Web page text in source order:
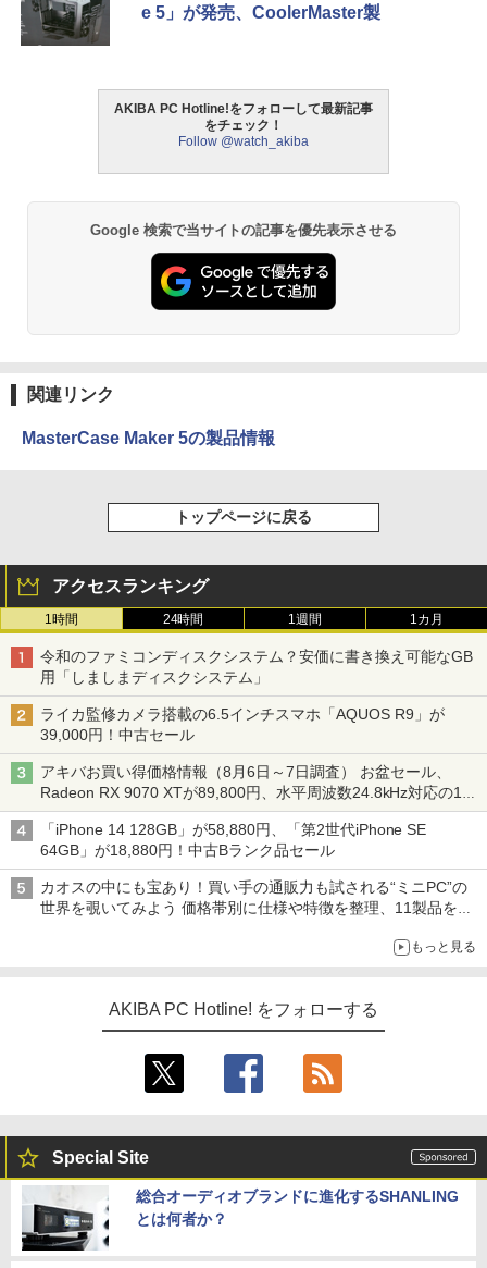
e 5」が発売、CoolerMaster製
AKIBA PC Hotline!をフォローして最新記事
をチェック！
Follow @watch_akiba
Google 検索で当サイトの記事を優先表示させる
関連リンク
MasterCase Maker 5の製品情報
トップページに戻る
アクセスランキング
1時間 24時間 1週間 1カ月
令和のファミコンディスクシステム？安価に書き換え可能なGB
用「しましまディスクシステム」
ライカ監修カメラ搭載の6.5インチスマホ「AQUOS R9」が
39,000円！中古セール
アキバお買い得価格情報（8月6日～7日調査） お盆セール、
Radeon RX 9070 XTが89,800円、水平周波数24.8kHz対応の17
型モニターが9,801円、暑さ指数連動セール ほか
「iPhone 14 128GB」が58,880円、「第2世代iPhone SE
64GB」が18,880円！中古Bランク品セール
カオスの中にも宝あり！買い手の通販力も試される“ミニPC”の
世界を覗いてみよう 価格帯別に仕様や特徴を整理、11製品をピ
もっと見る
AKIBA PC Hotline! をフォローする
Special Site
総合オーディオブランドに進化するSHANLING
とは何者か？